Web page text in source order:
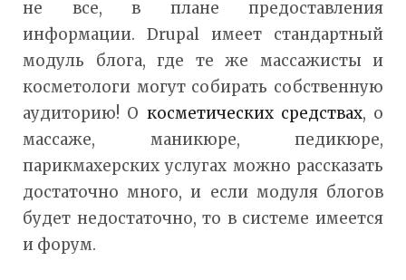
не все, в плане предоставления
информации. Drupal имеет стандартный
модуль блога, где те же массажисты и
косметологи могут собирать собственную
аудиторию! О косметических средствах, о
массаже, маникюре, педикюре,
парикмахерских услугах можно рассказать
достаточно много, и если модуля блогов
будет недостаточно, то в системе имеется
и форум.